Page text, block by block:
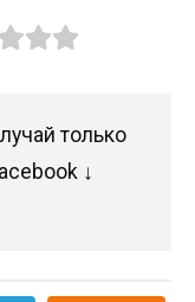
только
↓